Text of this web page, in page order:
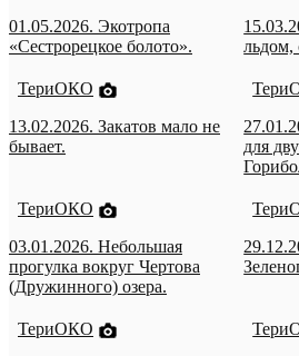
01.05.2026. Экотропа
«Сестрорецкое болото».
льдом,
ТериОКО
13.02.2026. Закатов мало не
бывает.
для
ТериОКО
03.01.2026. Небольшая
прогулка вокруг Чертова
(Дружинного) озера.
ТериОКО